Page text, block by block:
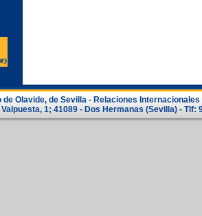
Olavide, de Sevilla - Relaciones
1; 41089 - Dos Hermanas (Sevilla) - Tlf: